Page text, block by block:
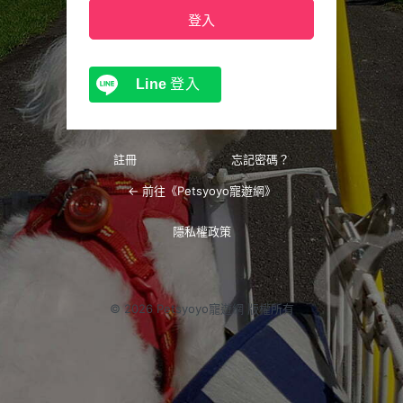
Line 登入
註冊 忘記密碼？
← 前往《Petsyoyo寵遊網》
隱私權政策
© 2026 Petsyoyo寵遊網 版權所有